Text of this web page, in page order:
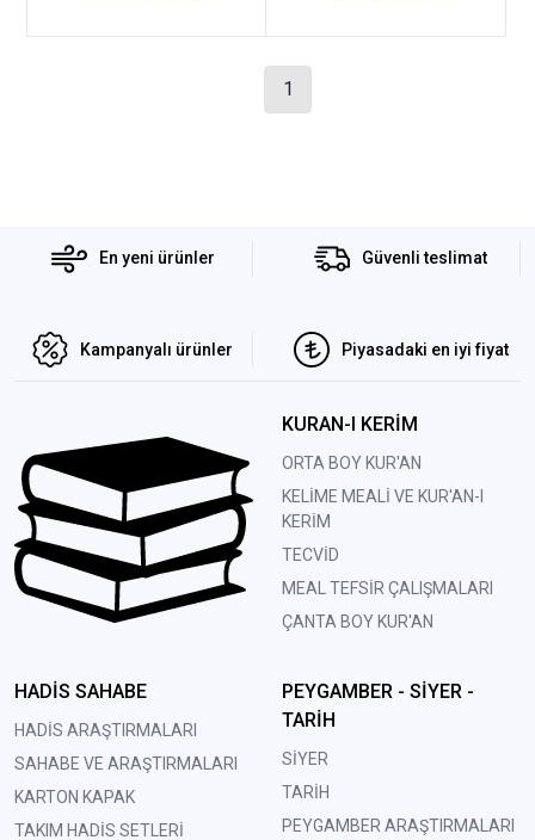
1
En yeni ürünler Güvenli teslimat
Kampanyalı ürünler Piyasadaki en iyi fiyat
KURAN-I KERİM
ORTA BOY KUR'AN
KELİME MEALİ VE KUR'AN-I
KERİM
TECVİD
MEAL TEFSİR ÇALIŞMALARI
ÇANTA BOY KUR'AN
HADİS SAHABE
HADİS ARAŞTIRMALARI
SAHABE VE ARAŞTIRMALARI
KARTON KAPAK
TAKIM HADİS SETLERİ
PEYGAMBER - SİYER -
TARİH
SİYER
TARİH
PEYGAMBER ARAŞTIRMALARI